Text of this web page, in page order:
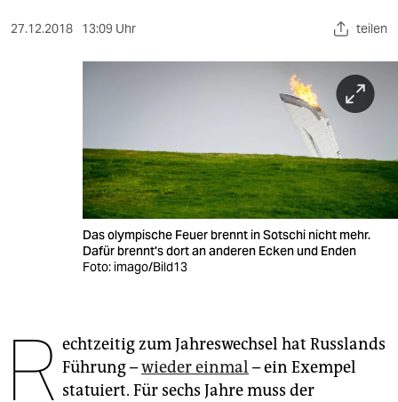
veranstaltungen
unterstützen
27.12.2018 13:09 Uhr teilen
Das olympische Feuer brennt in Sotschi nicht mehr.
Dafür brennt's dort an anderen Ecken und Enden
Foto: imago/Bild13
R echtzeitig zum Jahreswechsel hat Russlands
Führung –wieder einmal – ein Exempel
statuiert. Für sechs Jahre muss der